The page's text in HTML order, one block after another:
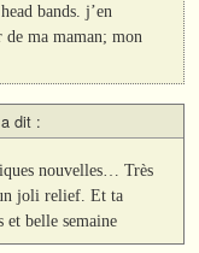
bands. j’en
ma maman; mon
a dit :
nouvelles… Très
joli relief. Et ta
belle semaine